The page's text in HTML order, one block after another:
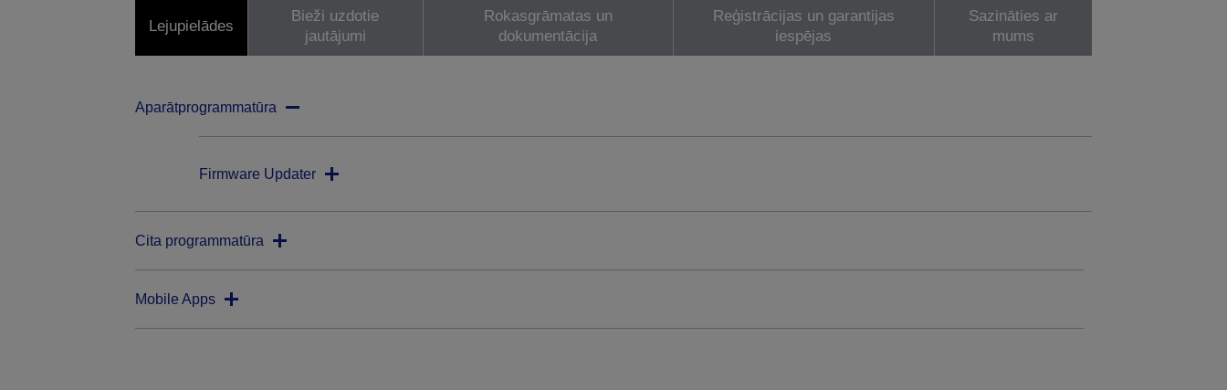
Lejupielādes
Bieži uzdotie
jautājumi
Rokasgrāmatas un
dokumentācija
Reģistrācijas un garantijas
iespējas
Sazināties ar
mums
Aparātprogrammatūra
Firmware Updater
Cita programmatūra
Mobile Apps